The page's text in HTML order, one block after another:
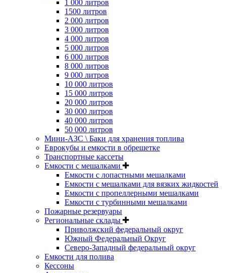
1 000 литров
1500 литров
2 000 литров
3 000 литров
4 000 литров
5 000 литров
6 000 литров
8 000 литров
9 000 литров
10 000 литров
15 000 литров
20 000 литров
30 000 литров
40 000 литров
50 000 литров
Мини-АЗС \ Баки для хранения топлива
Еврокубы и емкости в обрешетке
Транспортные кассеты
Емкости с мешалками
Емкости с лопастными мешалками
Емкости с мешалками для вязких жидкостей
Емкости с пропеллерными мешалками
Емкости с турбинными мешалками
Пожарные резервуары
Региональные склады
Приволжский федеральный округ
Южный Федеральный Округ
Северо-Западный федеральный округ
Емкости для полива
Кессоны